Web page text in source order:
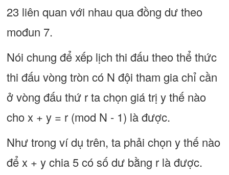
23 liên quan với nhau qua đồng dư theo
mođun 7.
Nói chung để xếp lịch thi đấu theo thể thức
thi đấu vòng tròn có N đội tham gia chỉ cần
ở vòng đấu thứ r ta chọn giá trị y thế nào
cho x + y = r (mod N - 1) là được.
Như trong ví dụ trên, ta phải chọn y thế nào
để x + y chia 5 có số dư bằng r là được.